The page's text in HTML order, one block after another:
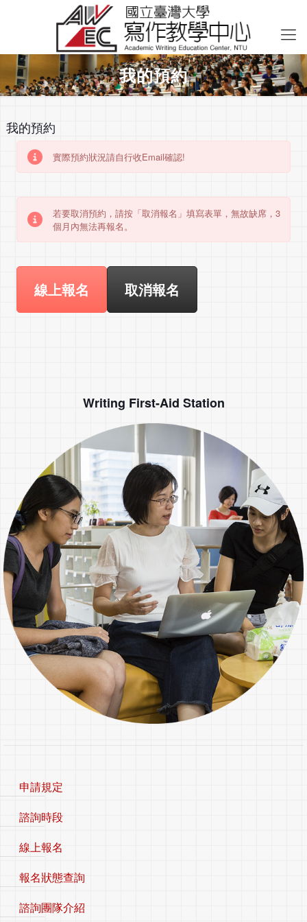
我的預約
我的預約
實際預約狀況請自行收Email確認!
若要取消預約，請按「取消報名」填寫表單，無故缺席，3
個月內無法再報名。
線上報名 取消報名
Writing First-Aid Station
申請規定
諮詢時段
線上報名
報名狀態查詢
諮詢團隊介紹